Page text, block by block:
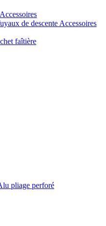
Accessoires
de descente Accessoires
faîtière
pliage perforé